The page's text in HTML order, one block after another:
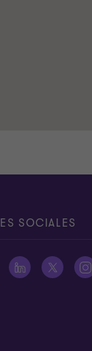
SOCIALES